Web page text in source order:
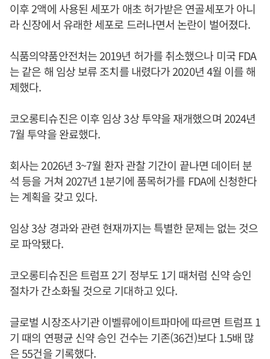
이후 2액에 사용된 세포가 애초 허가받은 연골세포가 아니
라 신장에서 유래한 세포로 드러나면서 논란이 벌어졌다.
식품의약품안전처는 2019년 허가를 취소했으나 미국 FDA
는 같은 해 임상 보류 조치를 내렸다가 2020년 4월 이를 해
제했다.
코오롱티슈진은 이후 임상 3상 투약을 재개했으며 2024년
7월 투약을 완료했다.
회사는 2026년 3~7월 환자 관찰 기간이 끝나면 데이터 분
석 등을 거쳐 2027년 1분기에 품목허가를 FDA에 신청한다
는 계획을 갖고 있다.
임상 3상 경과와 관련 현재까지는 특별한 문제는 없는 것으
로 파악됐다.
코오롱티슈진은 트럼프 2기 정부도 1기 때처럼 신약 승인
절차가 간소화될 것으로 기대하고 있다.
글로벌 시장조사기관 이벨류에이트파마에 따르면 트럼프 1
기 때의 연평균 신약 승인 건수는 기존(36건)보다 1.5배 많
은 55건을 기록했다.